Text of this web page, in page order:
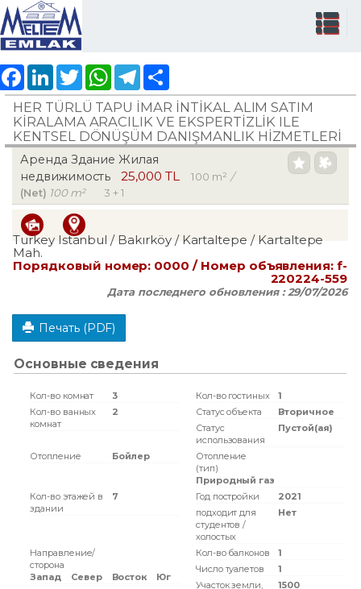
FacebookLinkedInTwitter WhatsAppTelegram
HER TÜRLÜ TAPU İMAR İNTİKAL ALIM SATIM
KİRALAMA ARACILIK VE EKSPERTİZLİK ILE
KENTSEL DÖNÜŞÜM DANIŞMANLIK HİZMETLERİ
Аренда Здание Жилая
недвижимость
25,000 TL 100 m² /
(Net) 100 m² 3 + 1
Turkey Istanbul / Bakırköy/ Kartaltepe / Kartaltepe
Mah.
Порядковый номер: 0000 / Номер объявления:f-
220224-559
Дата последнего обновления :29/07/2026
Печать (PDF)
Основные сведения
Кол-во комнат 3 Кол-во гостиных
1
Кол-во ванных
комнат
2 Статус объекта
Вторичное
Статус
использования
Пустой(ая)
Отопление Бойлер
Отопление
(тип)
Природный газ
Кол-во этажей в
здании
7 Год постройки
2021
подходит для
студентов /
холостых
Нет
Направление/
сторона
Запад
Север Восток Юг
Кол-во балконов
1
Число туалетов
1
Участок земли,
1500